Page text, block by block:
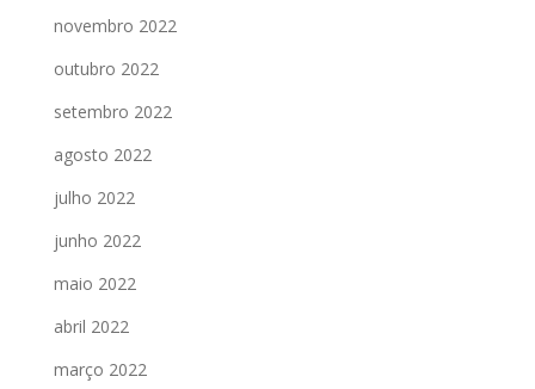
novembro 2022
outubro 2022
setembro 2022
agosto 2022
julho 2022
junho 2022
maio 2022
abril 2022
março 2022